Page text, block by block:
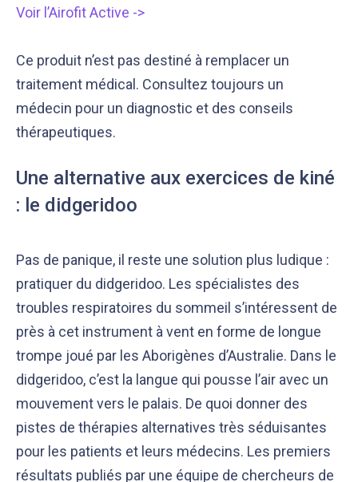
Voir l’Airofit Active ->
Ce produit n’est pas destiné à remplacer un
traitement médical. Consultez toujours un
médecin pour un diagnostic et des conseils
thérapeutiques.
Une alternative aux exercices de kiné
: le didgeridoo
Pas de panique, il reste une solution plus ludique :
pratiquer du didgeridoo. Les spécialistes des
troubles respiratoires du sommeil s’intéressent de
près à cet instrument à vent en forme de longue
trompe joué par les Aborigènes d’Australie. Dans le
didgeridoo, c’est la langue qui pousse l’air avec un
mouvement vers le palais. De quoi donner des
pistes de thérapies alternatives très séduisantes
pour les patients et leurs médecins. Les premiers
résultats publiés par une équipe de chercheurs de